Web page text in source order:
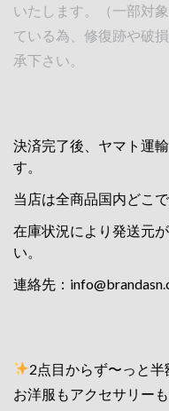
いたします。（一部対
ている為、修復跡や破
承下さい。
決済完了後、ヤマト運
す。
当店は全商品国内どこ
在庫状況により発送元
い。
連絡先：
2点目からず〜っと半
お洋服もアクセサリー